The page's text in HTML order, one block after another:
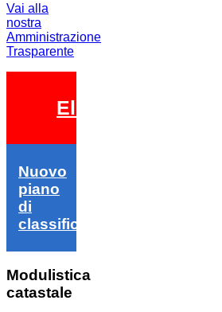
Vai alla
nostra
Amministrazione
Trasparente
Elezioni 2026
Nuovo
piano
di
classifica
Modulistica
catastale